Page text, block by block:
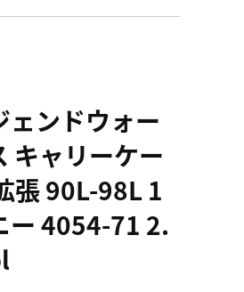
ェンドウォー
キャリーケー
張 90L-98L 1
ー 4054-71 2.